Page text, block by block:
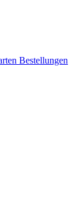
Bestellungen